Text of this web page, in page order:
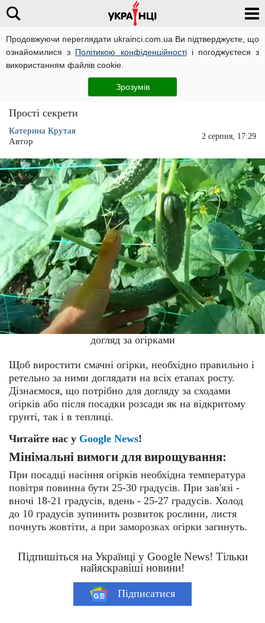
Продовжуючи переглядати ukrainci.com.ua Ви підтверджуєте, що
ознайомилися з Політикою конфіденційностіі погоджуєтеся з
використанням файлів cookie.
Зрозумів
Розваги
Хрумкі та смачні - як правильно доглядати
Прості секрети
Катерина Крутая
Автор
2 серпня, 17:29
догляд за огірками
Щоб виростити смачні огірки, необхідно правильно і
ретельно за ними доглядати на всіх етапах росту.
Дізнаємося, що потрібно для догляду за сходами
огірків або після посадки розсади як на відкритому
грунті, так і в теплиці.
Читайте нас у Google News!
Мінімальні вимоги для вирощування:
При посадці насіння огірків необхідна температура
повітря повинна бути 25-30 градусів. При зав'язі -
вночі 18-21 градусів, вдень - 25-27 градусів. Холод
до 10 градусів зупинить розвиток рослини, листя
почнуть жовтіти, а при заморозках огірки загинуть.
Підпишіться на Українці у Google News! Тільки
найяскравіші новини!
Підписатися